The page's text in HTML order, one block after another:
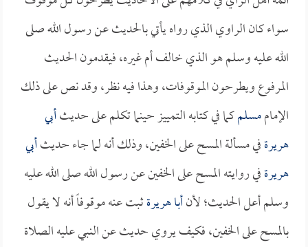
سواء كان الراوي الذي رواه يأتي بالحديث عن رسول الله صلى
الله عليه وسلم هو الذي خالف أم غيره، فيقدمون الحديث
المرفوع ويطرحون الموقوفات، وهذا فيه نظر، وقد نص على ذلك
الإماممسلمكما في كتابه التمييز حينما تكلم على حديثأبي
هريرةفي مسألة المسح على الخفين، وذلك أنه لما جاء حديثأبي
هريرةفي روايته المسح على الخفين عن رسول الله صلى الله عليه
وسلم أعل الحديث؛ لأنأبا هريرةثبت عنه موقوفاً أنه لا يقول
بالمسح على الخفين، فكيف يروي حديث عن النبي عليه الصلاة